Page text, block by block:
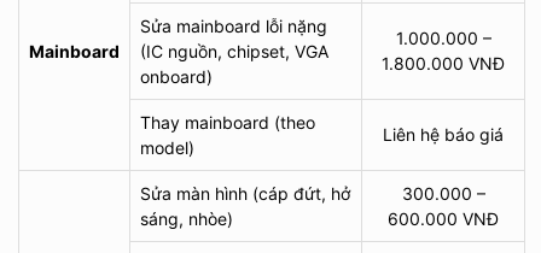
Mainboard
Sửa mainboard lỗi nặng
(IC nguồn, chipset, VGA
onboard)
1.000.000 –
1.800.000 VNĐ
Thay mainboard (theo
model)
Liên hệ báo giá
Sửa màn hình (cáp đứt, hở
sáng, nhòe)
300.000 –
600.000 VNĐ